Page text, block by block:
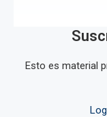
Esto es material